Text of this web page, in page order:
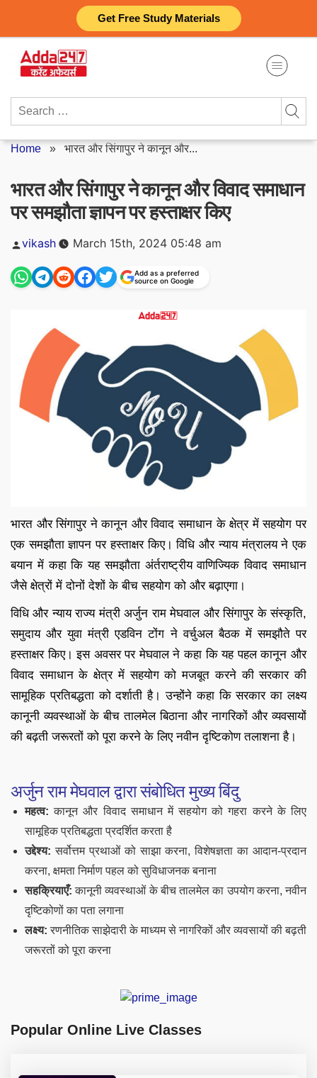
Get Free Study Materials
content
Search
Home » भारत और सिंगापुर ने कानून और...
भारत और सिंगापुर ने कानून और विवाद समाधान
पर समझौता ज्ञापन पर हस्ताक्षर किए
Posted
vikash March 15th, 2024 05:48 am
Add as a preferred
source on Google
भारत और सिंगापुर ने कानून और विवाद समाधान के क्षेत्र में सहयोग पर
एक समझौता ज्ञापन पर हस्ताक्षर किए। विधि और न्याय मंत्रालय ने एक
बयान में कहा कि यह समझौता अंर्तराष्ट्रीय वाणिज्यिक विवाद समाधान
जैसे क्षेत्रों में दोनों देशों के बीच सहयोग को और बढ़ाएगा।
विधि और न्याय राज्य मंत्री अर्जुन राम मेघवाल और सिंगापुर के संस्कृति,
समुदाय और युवा मंत्री एडविन टोंग ने वर्चुअल बैठक में समझौते पर
हस्ताक्षर किए। इस अवसर पर मेघवाल ने कहा कि यह पहल कानून और
विवाद समाधान के क्षेत्र में सहयोग को मजबूत करने की सरकार की
सामूहिक प्रतिबद्धता को दर्शाती है। उन्‍होंने कहा कि सरकार का लक्ष्य
कानूनी व्यवस्थाओं के बीच तालमेल बिठाना और नागरिकों और व्यवसायों
की बढ़ती जरूरतों को पूरा करने के लिए नवीन दृष्टिकोण तलाशना है।
अर्जुन राम मेघवाल द्वारा संबोधित मुख्य बिंदु
महत्व: कानून और विवाद समाधान में सहयोग को गहरा करने के लिए
सामूहिक प्रतिबद्धता प्रदर्शित करता है
उद्देश्य: सर्वोत्तम प्रथाओं को साझा करना, विशेषज्ञता का आदान-प्रदान
करना, क्षमता निर्माण पहल को सुविधाजनक बनाना
सहक्रियाएँ: कानूनी व्यवस्थाओं के बीच तालमेल का उपयोग करना, नवीन
दृष्टिकोणों का पता लगाना
लक्ष्य: रणनीतिक साझेदारी के माध्यम से नागरिकों और व्यवसायों की बढ़ती
जरूरतों को पूरा करना
Popular Online Live Classes